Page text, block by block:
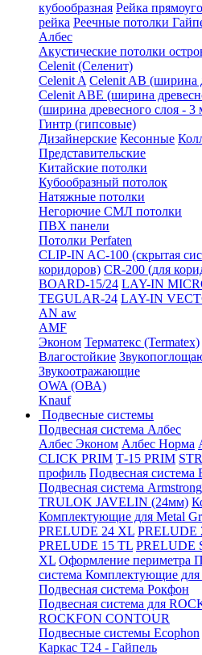
кубообразная Рейка
рейка Реечные потолки
Албес
Акустические потолки
Celenit (Селенит)
Celenit A Celenit AB (ширина
Celenit ABE (ширина
(ширина древесного слоя - 3
Гинтр (гипсовые)
Дизайнерские Кесонные
Представительские
Китайские потолки
Кубообразный потолок
Натяжные потолки
Негорючие СМЛ потолки
ПВХ панели
Потолки Perfaten
CLIP-IN AC-100 (скрытая
коридоров) CR-200 (для
BOARD-15/24 LAY-IN
TEGULAR-24 LAY-IN
AN aw
AMF
Эконом Терматекс (Termatex)
Влагостойкие
Звукоотражающие
OWA (ОВА)
Knauf
Подвесные системы
Подвесная система Албес
Албес Эконом Албес Норма
CLICK PRIM Т-15 PRIM
профиль Подвесная система
Подвесная система Armstrong
TRULOK JAVELIN (24мм)
Комплектующие для Metal
PRELUDE 24 XL PRELUDE
PRELUDE 15 TL PRELUDE
XL Оформление периметра
система Комплектующие для
Подвесная система Рокфон
Подвесная система для
ROCKFON CONTOUR
Подвесные системы Ecophon
Каркас Т24 - Гайпель